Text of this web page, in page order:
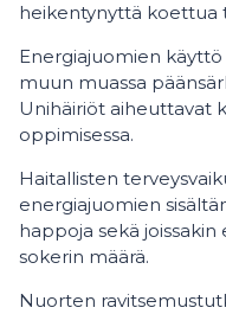
heikentynyttä koettua
Energiajuomien
muun muassa
Unihäiriöt aiheuttavat
oppimisessa.
Haitallisten
energiajuomien
happoja sekä joissakin
sokerin määrä.
Nuorten